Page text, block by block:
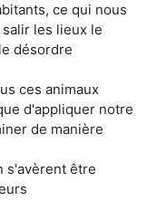
ce qui nous
les lieux le
désordre
ces animaux
d'appliquer notre
de manière
s'avèrent être